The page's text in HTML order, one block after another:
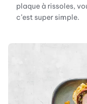
plaque à rissoles,
c’est super simple.